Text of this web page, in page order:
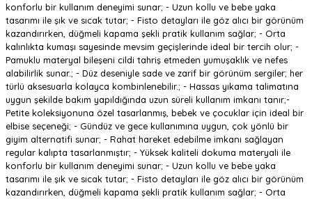
konforlu bir kullanım deneyimi sunar; - Uzun kollu ve bebe yaka
tasarımı ile şık ve sıcak tutar; - Fisto detayları ile göz alıcı bir görünüm
kazandırırken, düğmeli kapama şekli pratik kullanım sağlar; - Orta
kalınlıkta kumaşı sayesinde mevsim geçişlerinde ideal bir tercih olur; -
Pamuklu materyal bileşeni cildi tahriş etmeden yumuşaklık ve nefes
alabilirlik sunar.; - Düz deseniyle sade ve zarif bir görünüm sergiler; her
türlü aksesuarla kolayca kombinlenebilir.; - Hassas yıkama talimatına
uygun şekilde bakım yapıldığında uzun süreli kullanım imkanı tanır;-
Petite koleksiyonuna özel tasarlanmış, bebek ve çocuklar için ideal bir
elbise seçeneği; - Gündüz ve gece kullanımına uygun, çok yönlü bir
giyim alternatifi sunar; - Rahat hareket edebilme imkanı sağlayan
regular kalıpta tasarlanmıştır; - Yüksek kaliteli dokuma materyali ile
konforlu bir kullanım deneyimi sunar; - Uzun kollu ve bebe yaka
tasarımı ile şık ve sıcak tutar; - Fisto detayları ile göz alıcı bir görünüm
kazandırırken, düğmeli kapama şekli pratik kullanım sağlar; - Orta